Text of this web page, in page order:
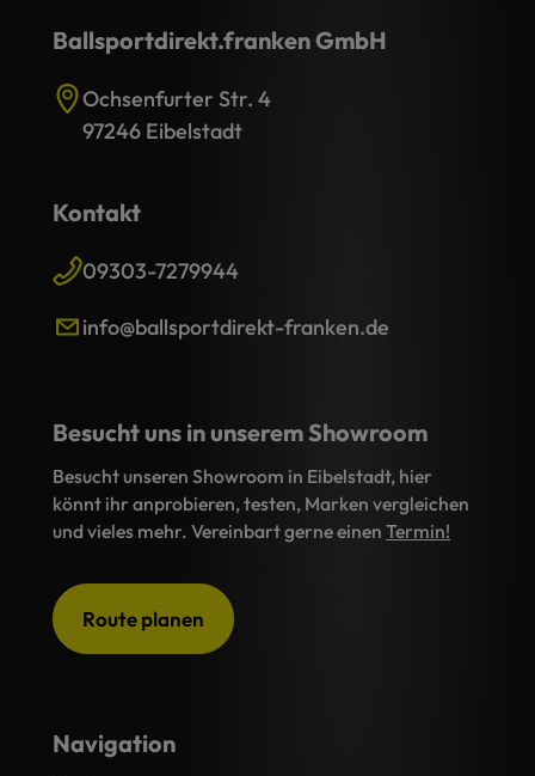
Ballsportdirekt.franken GmbH
Ochsenfurter Str. 4
97246 Eibelstadt
Kontakt
09303-7279944
info@ballsportdirekt-franken.de
Navigation
Besucht uns in unserem Showroom
Besucht unseren Showroom in Eibelstadt, hier
könnt ihr anprobieren, testen, Marken vergleichen
und vieles mehr. Vereinbart gerne einen Termin!
Route planen